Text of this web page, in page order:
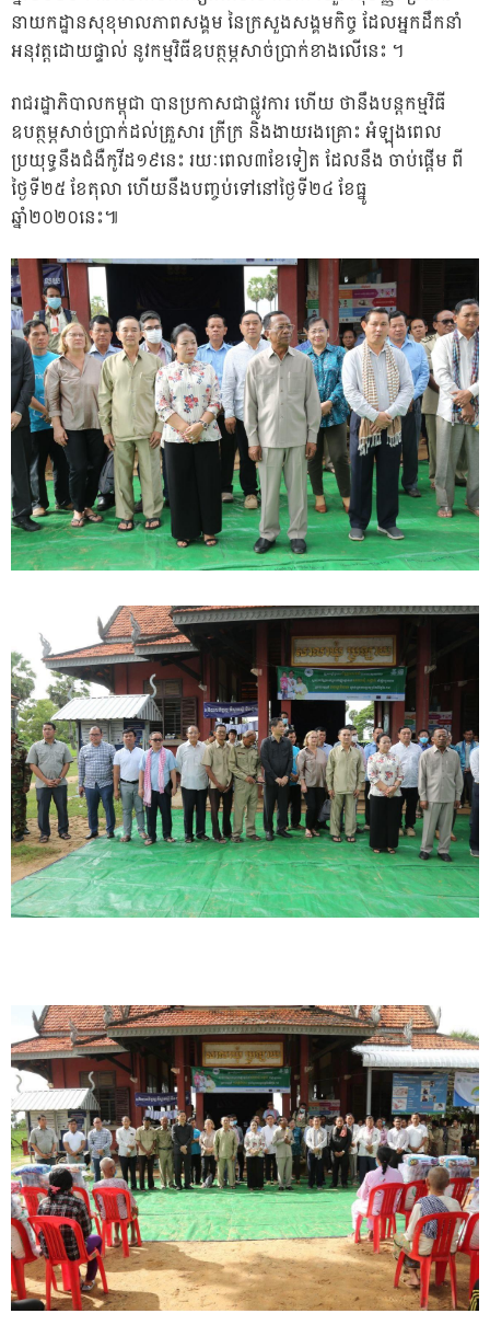
នាយកដ្ឋានសុខុមាលភាពសង្គម នៃក្រសួងសង្គមកិច្ច ដែលអ្នកដឹកនាំ
អនុវត្តដោយផ្ទាល់ នូវកម្មវិធីឧបត្ថម្ភសាច់ប្រាក់ខាងលើនេះ ។
រាជរដ្ឋាភិបាលកម្ពុជា បានប្រកាសជាផ្លូវការ ហើយ ថានឹងបន្តកម្មវិធី
ឧបត្ថម្ភសាច់ប្រាក់ដល់គ្រួសារ ក្រីក្រ និងងាយរងគ្រោះ អំឡុងពេល
ប្រយុទ្ធនឹងជំងឺកូវីដ១៩នេះ រយៈពេល៣ខែទៀត ដែលនឹង ចាប់ផ្តើម ពី
ថ្ងៃទី២៥ ខែតុលា ហើយនឹងបញ្ចប់ទៅនៅថ្ងៃទី២៤ ខែធ្នូ
ឆ្នាំ២០២០នេះ៕